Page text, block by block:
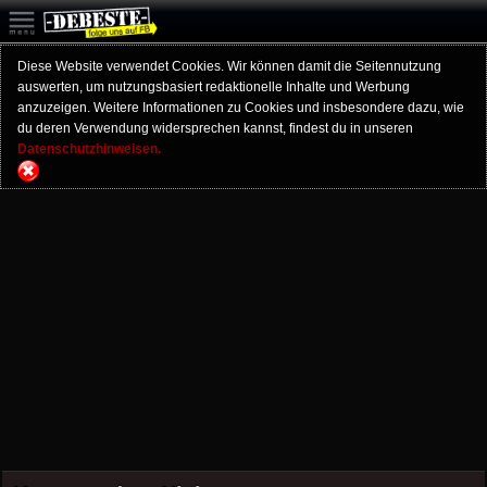
Diese Website verwendet Cookies. Wir können damit die Seitennutzung
auswerten, um nutzungsbasiert redaktionelle Inhalte und Werbung
anzuzeigen. Weitere Informationen zu Cookies und insbesondere dazu, wie
du deren Verwendung widersprechen kannst, findest du in unseren
Datenschutzhinweisen.